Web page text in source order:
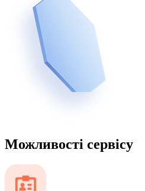
Можливості сервісу